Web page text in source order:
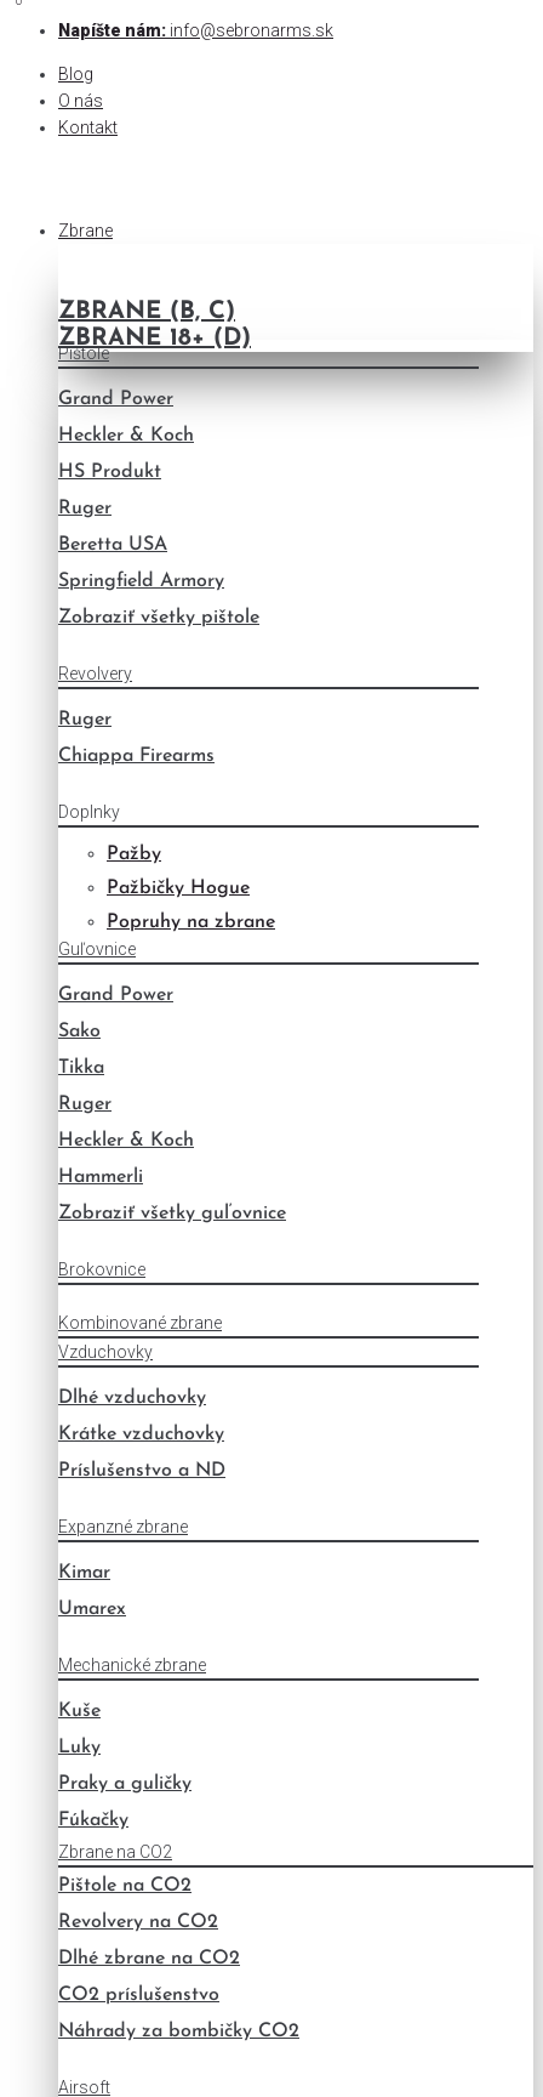
Skip
content
Napíšte nám: info@sebronarms.sk
Blog
O nás
Kontakt
Zbrane
ZBRANE (B, C)
ZBRANE 18+ (D)
Pištole
Grand Power
Heckler & Koch
HS Produkt
Ruger
Beretta USA
Springfield Armory
Zobraziť všetky pištole
Revolvery
Ruger
Chiappa Firearms
Doplnky
Pažby
Pažbičky Hogue
Popruhy na zbrane
Guľovnice
Grand Power
Sako
Tikka
Ruger
Heckler & Koch
Hammerli
Zobraziť všetky guľovnice
Brokovnice
Kombinované zbrane
Vzduchovky
Dlhé vzduchovky
Krátke vzduchovky
Príslušenstvo a ND
Expanzné zbrane
Kimar
Umarex
Mechanické zbrane
Kuše
Luky
Praky a guličky
Fúkačky
Zbrane na CO2
Pištole na CO2
Revolvery na CO2
Dlhé zbrane na CO2
CO2 príslušenstvo
Náhrady za bombičky CO2
Airsoft